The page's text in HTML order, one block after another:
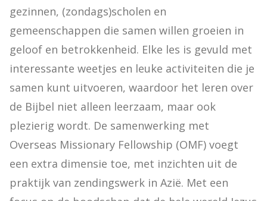
gezinnen, (zondags)scholen en
gemeenschappen die samen willen groeien in
geloof en betrokkenheid. Elke les is gevuld met
interessante weetjes en leuke activiteiten die je
samen kunt uitvoeren, waardoor het leren over
de Bijbel niet alleen leerzaam, maar ook
plezierig wordt. De samenwerking met
Overseas Missionary Fellowship (OMF) voegt
een extra dimensie toe, met inzichten uit de
praktijk van zendingswerk in Azië. Met een